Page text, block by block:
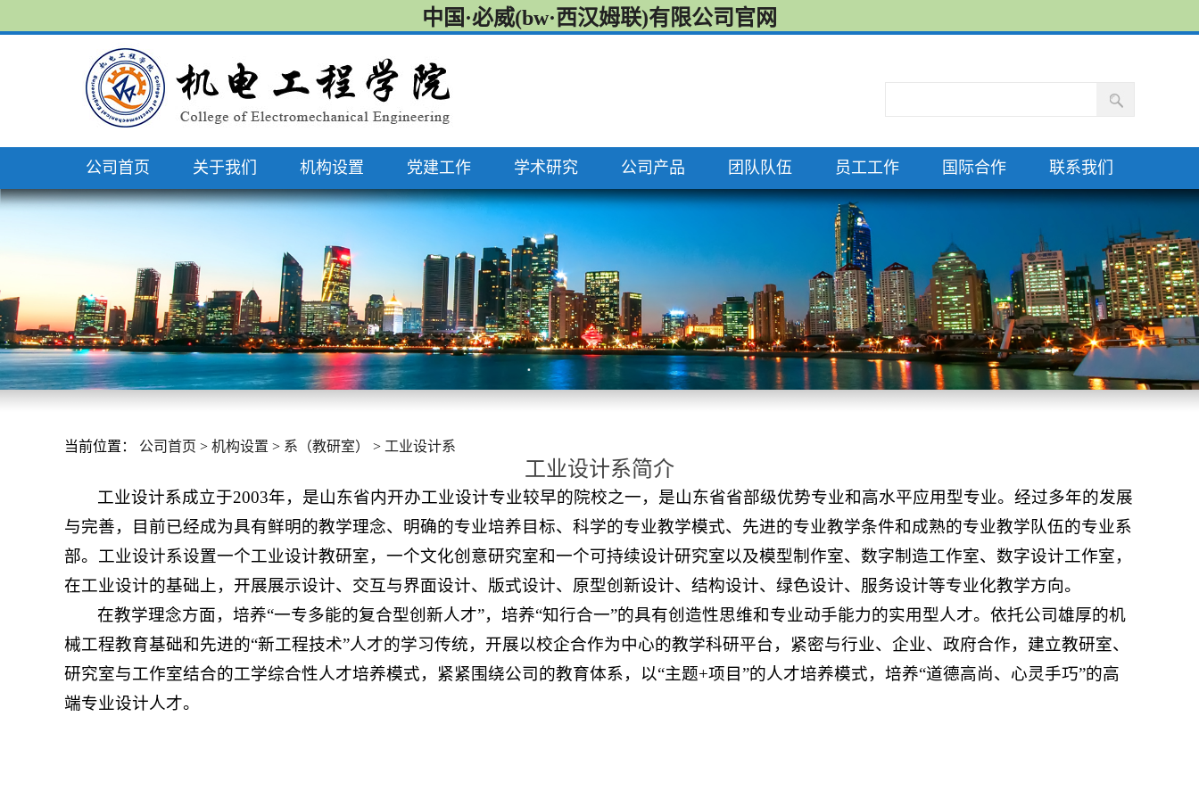
中国·必威(bw·西汉姆联)有限公司官网
公司首页 关于我们 机构设置 党建工作 学术研究 公司产品 团队队伍 员工工作 国际合作 联系我们
当前位置： 公司首页 > 机构设置 > 系（教研室） > 工业设计系
工业设计系简介
工业设计系成立于2003年，是山东省内开办工业设计专业较早的院校之一，是山东省省部级优势专业和高水平应用型专业。经过多年的发展
与完善，目前已经成为具有鲜明的教学理念、明确的专业培养目标、科学的专业教学模式、先进的专业教学条件和成熟的专业教学队伍的专业系
部。工业设计系设置一个工业设计教研室，一个文化创意研究室和一个可持续设计研究室以及模型制作室、数字制造工作室、数字设计工作室，
在工业设计的基础上，开展展示设计、交互与界面设计、版式设计、原型创新设计、结构设计、绿色设计、服务设计等专业化教学方向。
在教学理念方面，培养“一专多能的复合型创新人才”，培养“知行合一”的具有创造性思维和专业动手能力的实用型人才。依托公司雄厚的机
械工程教育基础和先进的“新工程技术”人才的学习传统，开展以校企合作为中心的教学科研平台，紧密与行业、企业、政府合作，建立教研室、
研究室与工作室结合的工学综合性人才培养模式，紧紧围绕公司的教育体系，以“主题+项目”的人才培养模式，培养“道德高尚、心灵手巧”的高
端专业设计人才。